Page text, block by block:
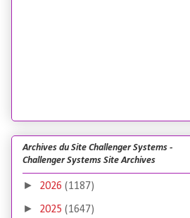
Archives du Site Challenger Systems -
Challenger Systems Site Archives
► 2026 (1187)
► 2025 (1647)